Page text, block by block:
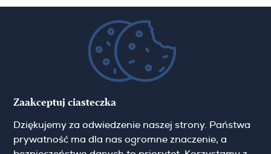
Zapisz się do newslettera
Zaakceptuj ciasteczka
Dziękujemy za odwiedzenie naszej strony. Państwa
prywatność ma dla nas ogromne znaczenie, a